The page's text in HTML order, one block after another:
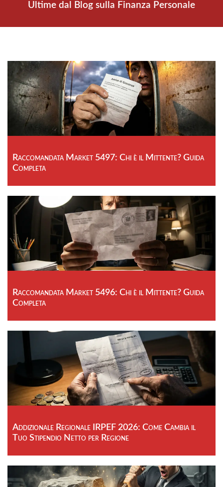
Ultime dal Blog sulla Finanza Personale
Raccomandata Market 5497: Chi è il Mittente? Guida
Completa
Raccomandata Market 5496: Chi è il Mittente? Guida
Completa
Addizionale Regionale IRPEF 2026: Come Cambia il
Tuo Stipendio Netto per Regione